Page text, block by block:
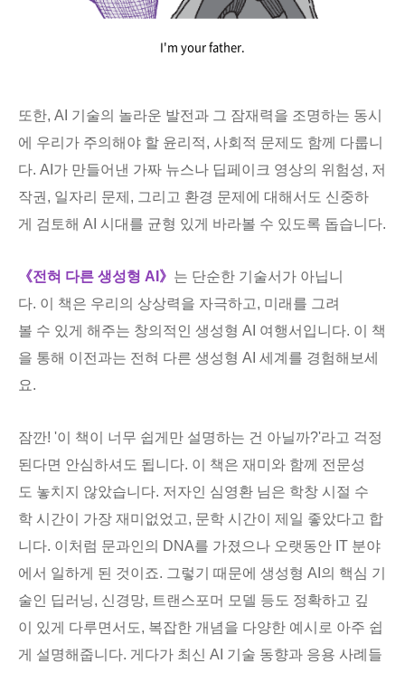
I'm your father.
또한, AI 기술의 놀라운 발전과 그 잠재력을 조명하는 동시
에 우리가 주의해야 할 윤리적, 사회적 문제도 함께 다룹니
다. AI가 만들어낸 가짜 뉴스나 딥페이크 영상의 위험성, 저
작권, 일자리 문제, 그리고 환경 문제에 대해서도 신중하
게 검토해 AI 시대를 균형 있게 바라볼 수 있도록 돕습니다.
《전혀 다른 생성형 AI》 는 단순한 기술서가 아닙니
다. 이 책은 우리의 상상력을 자극하고, 미래를 그려
볼 수 있게 해주는 창의적인 생성형 AI 여행서입니다. 이 책
을 통해 이전과는 전혀 다른 생성형 AI 세계를 경험해보세
요.
잠깐! '이 책이 너무 쉽게만 설명하는 건 아닐까?'라고 걱정
된다면 안심하셔도 됩니다. 이 책은 재미와 함께 전문성
도 놓치지 않았습니다. 저자인 심영환 님은 학창 시절 수
학 시간이 가장 재미없었고, 문학 시간이 제일 좋았다고 합
니다. 이처럼 문과인의 DNA를 가졌으나 오랫동안 IT 분야
에서 일하게 된 것이죠. 그렇기 때문에 생성형 AI의 핵심 기
술인 딥러닝, 신경망, 트랜스포머 모델 등도 정확하고 깊
이 있게 다루면서도, 복잡한 개념을 다양한 예시로 아주 쉽
게 설명해줍니다. 게다가 최신 AI 기술 동향과 응용 사례들